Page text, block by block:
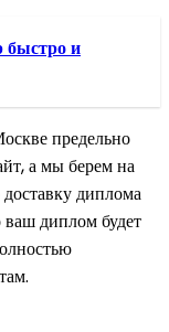
быстро и
предельно
а мы берем на
диплома
диплом будет